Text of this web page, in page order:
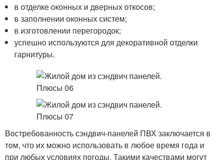
в отделке оконных и дверных откосов;
в заполнении оконных систем;
в изготовлении перегородок;
успешно используются для декоративной отделки
гарнитуры.
Востребованность сэндвич-панелей ПВХ заключается в
том, что их можно использовать в любое время года и
при любых условиях погоды. Такими качествами могут